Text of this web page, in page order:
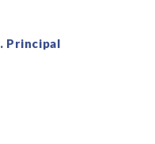
Principal